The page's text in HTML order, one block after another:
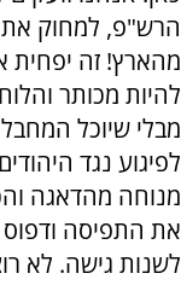
הרש"פ, למחוק את
מהארץ! זה יפחית
להיות מכותר
מבלי שיוכל
לפיגוע נגד
מנוחה מהדאגה
את התפיסה ודפוס
לשנות גישה. לא